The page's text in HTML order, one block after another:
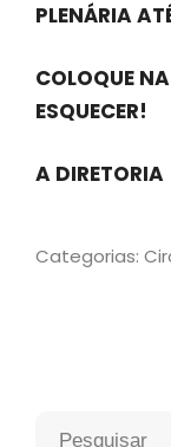
PLENÁRIA
COLOQUE
ESQUECER!
A DIRETORIA
Categorias: